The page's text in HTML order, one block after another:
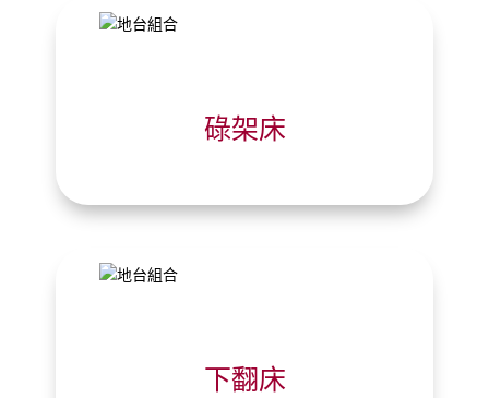
碌架床
下翻床